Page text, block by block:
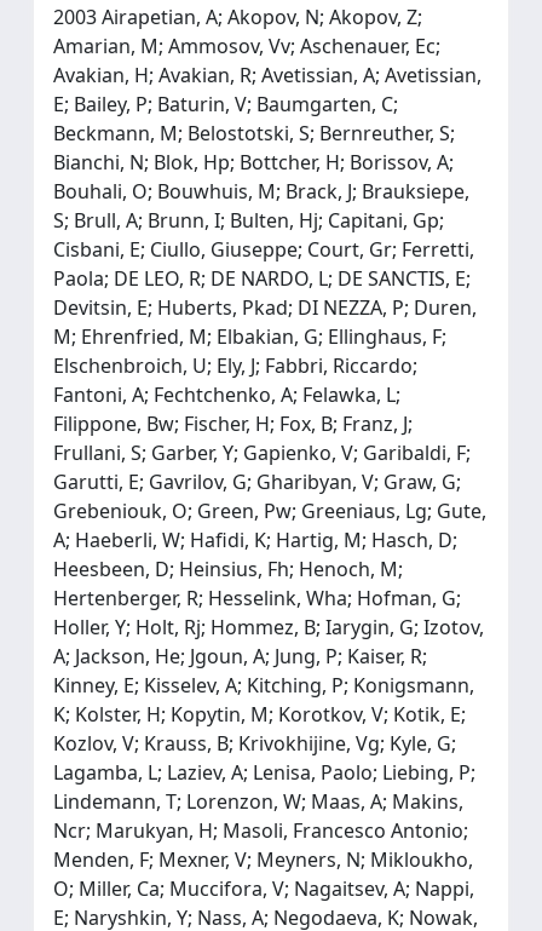
2003 Airapetian, A; Akopov, N; Akopov, Z;
Amarian, M; Ammosov, Vv; Aschenauer, Ec;
Avakian, H; Avakian, R; Avetissian, A; Avetissian,
E; Bailey, P; Baturin, V; Baumgarten, C;
Beckmann, M; Belostotski, S; Bernreuther, S;
Bianchi, N; Blok, Hp; Bottcher, H; Borissov, A;
Bouhali, O; Bouwhuis, M; Brack, J; Brauksiepe,
S; Brull, A; Brunn, I; Bulten, Hj; Capitani, Gp;
Cisbani, E; Ciullo, Giuseppe; Court, Gr; Ferretti,
Paola; DE LEO, R; DE NARDO, L; DE SANCTIS, E;
Devitsin, E; Huberts, Pkad; DI NEZZA, P; Duren,
M; Ehrenfried, M; Elbakian, G; Ellinghaus, F;
Elschenbroich, U; Ely, J; Fabbri, Riccardo;
Fantoni, A; Fechtchenko, A; Felawka, L;
Filippone, Bw; Fischer, H; Fox, B; Franz, J;
Frullani, S; Garber, Y; Gapienko, V; Garibaldi, F;
Garutti, E; Gavrilov, G; Gharibyan, V; Graw, G;
Grebeniouk, O; Green, Pw; Greeniaus, Lg; Gute,
A; Haeberli, W; Hafidi, K; Hartig, M; Hasch, D;
Heesbeen, D; Heinsius, Fh; Henoch, M;
Hertenberger, R; Hesselink, Wha; Hofman, G;
Holler, Y; Holt, Rj; Hommez, B; Iarygin, G; Izotov,
A; Jackson, He; Jgoun, A; Jung, P; Kaiser, R;
Kinney, E; Kisselev, A; Kitching, P; Konigsmann,
K; Kolster, H; Kopytin, M; Korotkov, V; Kotik, E;
Kozlov, V; Krauss, B; Krivokhijine, Vg; Kyle, G;
Lagamba, L; Laziev, A; Lenisa, Paolo; Liebing, P;
Lindemann, T; Lorenzon, W; Maas, A; Makins,
Ncr; Marukyan, H; Masoli, Francesco Antonio;
Menden, F; Mexner, V; Meyners, N; Mikloukho,
O; Miller, Ca; Muccifora, V; Nagaitsev, A; Nappi,
E; Naryshkin, Y; Nass, A; Negodaeva, K; Nowak,